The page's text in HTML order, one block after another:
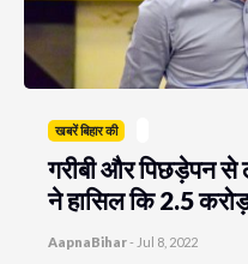
खबरें बिहार की
गरीबी और पिछड़ेपन
ने हासिल कि 2.5 करोड़
AapnaBihar- Jul 8, 2022